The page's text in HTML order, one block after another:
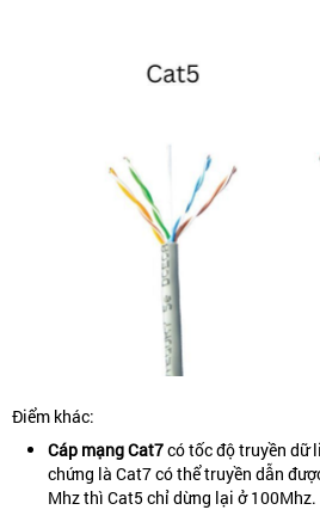
Điểm khác:
Cáp mạng Cat7có tốc độ truyền dữ
chứng là Cat7 có thể truyền dẫn
Mhz thì Cat5 chỉ dừng lại ở 100Mhz.